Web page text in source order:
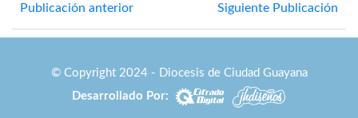
Publicación anterior Siguiente Publicación
© Copyright 2024 - Diocesis de Ciudad Guayana
Desarrollado Por: